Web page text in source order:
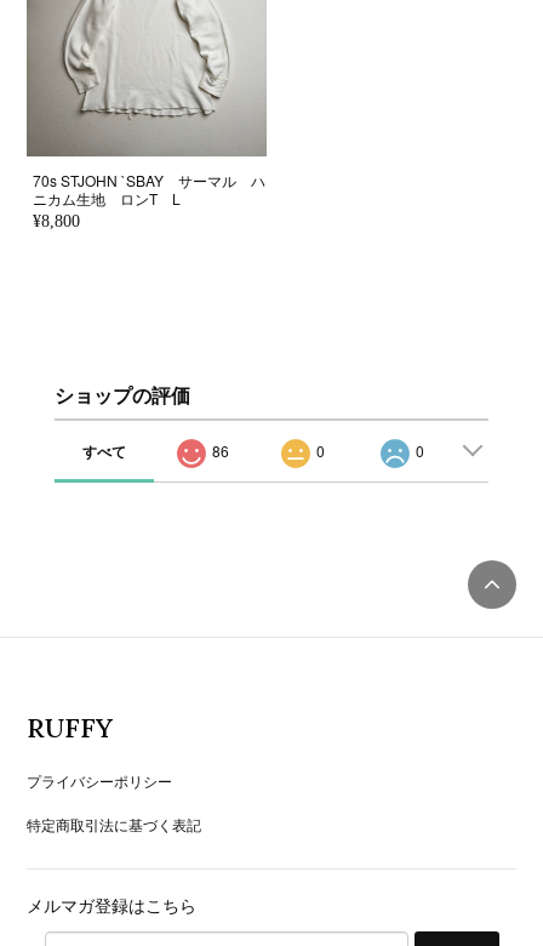
70s STJOHN `SBAY サーマル ハ
ニカム生地 ロンT L
¥8,800
ショップの評価
すべて 86 0 0
RUFFY
プライバシーポリシー
特定商取引法に基づく表記
メルマガ登録はこちら